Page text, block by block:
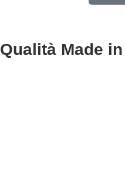
Qualità Made